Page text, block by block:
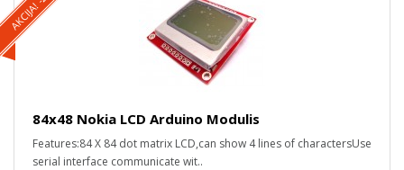
84x48 Nokia LCD Arduino Modulis
Features:84 X 84 dot matrix LCD,can show 4 lines of charactersUse
serial interface communicate wit..